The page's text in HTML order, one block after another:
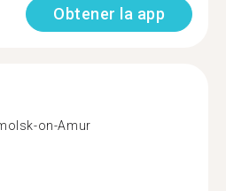
Obtener la app
on-Amur